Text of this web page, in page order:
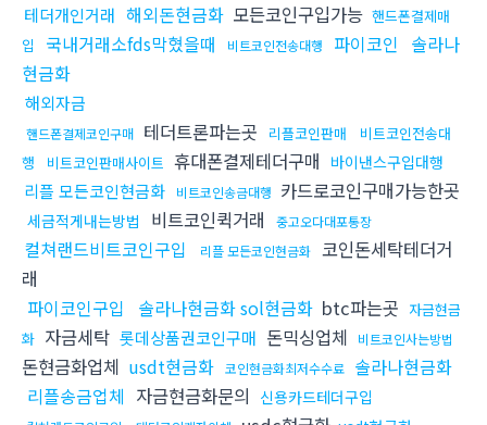
테더개인거래 해외돈현금화 모든코인구입가능 핸드폰결제매
입
국내거래소fds막혔을때 비트코인전송대행 파이코인 솔라나
현금화
해외자금
핸드폰결제코인구매 테더트론파는곳 리플코인판매
비트코인전송대
행
비트코인판매사이트 휴대폰결제테더구매 바이낸스구입대행
리플 모든코인현금화 비트코인송금대행 카드로코인구매가능한곳
세금적게내는방법 비트코인퀵거래 중고오다대포통장
컬쳐랜드비트코인구입 리플 모든코인현금화 코인돈세탁테더거
래
파이코인구입
솔라나현금화 sol현금화 btc파는곳 자금현금
화 자금세탁 롯데상품권코인구매 돈믹싱업체 비트코인사는방법
돈현금화업체 usdt현금화 코인현금화최저수수료 솔라나현금화
리플송금업체 자금현금화문의 신용카드테더구입